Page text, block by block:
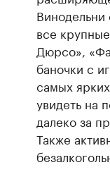
Винодельни
все
Дюрсо»,
баночки с
самых
увидеть на
далеко за
Также